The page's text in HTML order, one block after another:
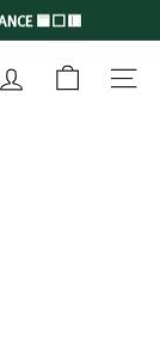
🟦⬜🟥
COMPTE